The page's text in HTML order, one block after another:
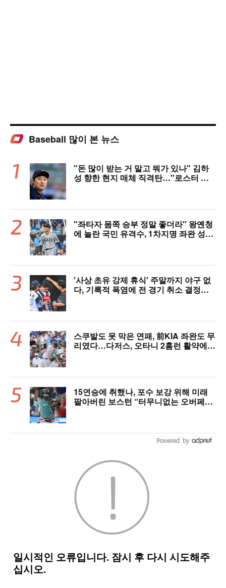
Baseball 많이 본 뉴스
"돈 많이 받는 거 말고 뭐가 있나" 김하
성 향한 현지 매체 직격탄…"로스터 한
"좌타자 몸쪽 승부 정말 좋더라" 왕옌청
에 놀란 국민 유격수, 1차지명 좌완 성장
'사상 초유 강제 휴식' 주말까지 야구 없
다, 기록적 폭염에 전 경기 취소 결정…1
스쿠발도 못 막은 연패, 前KIA 좌완도 무
리였다…다저스, 오타니 2홈런 활약에도
15연승에 취했나, 포수 보강 위해 미래
팔아버린 보스턴 “터무니없는 오버페